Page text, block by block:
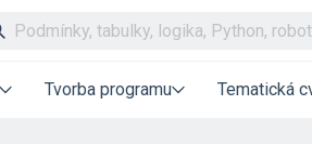
Tvorba programu Tematická